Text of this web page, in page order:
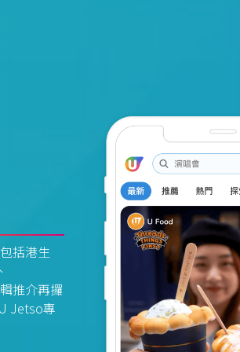
括港生
推介再攞
Jetso專